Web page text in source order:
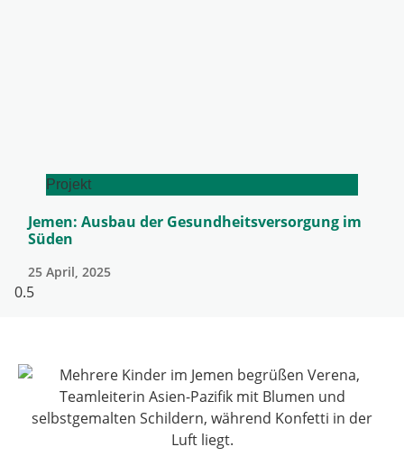
Projekt
Jemen: Ausbau der Gesundheitsversorgung im
Süden
25 April, 2025